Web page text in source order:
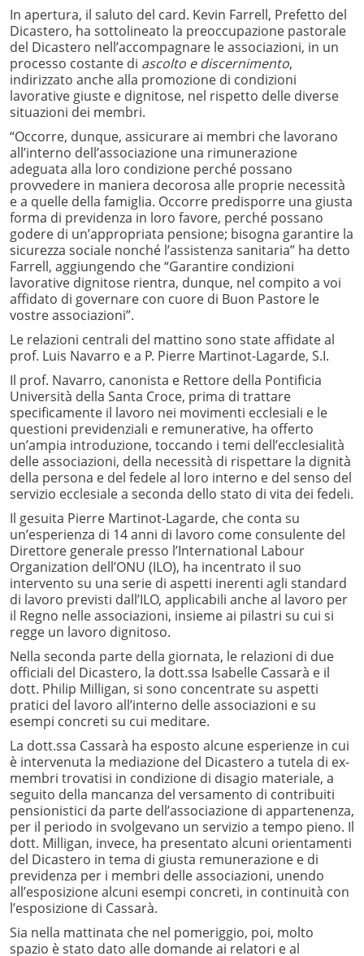
In apertura, il saluto del card. Kevin Farrell, Prefetto del
Dicastero, ha sottolineato la preoccupazione pastorale
del Dicastero nell’accompagnare le associazioni, in un
processo costante di ascolto e discernimento,
indirizzato anche alla promozione di condizioni
lavorative giuste e dignitose, nel rispetto delle diverse
situazioni dei membri.
“Occorre, dunque, assicurare ai membri che lavorano
all’interno dell’associazione una rimunerazione
adeguata alla loro condizione perché possano
provvedere in maniera decorosa alle proprie necessità
e a quelle della famiglia. Occorre predisporre una giusta
forma di previdenza in loro favore, perché possano
godere di un’appropriata pensione; bisogna garantire la
sicurezza sociale nonché l’assistenza sanitaria” ha detto
Farrell, aggiungendo che “Garantire condizioni
lavorative dignitose rientra, dunque, nel compito a voi
affidato di governare con cuore di Buon Pastore le
vostre associazioni”.
Le relazioni centrali del mattino sono state affidate al
prof. Luis Navarro e a P. Pierre Martinot-Lagarde, S.I.
Il prof. Navarro, canonista e Rettore della Pontificia
Università della Santa Croce, prima di trattare
specificamente il lavoro nei movimenti ecclesiali e le
questioni previdenziali e remunerative, ha offerto
un’ampia introduzione, toccando i temi dell’ecclesialità
delle associazioni, della necessità di rispettare la dignità
della persona e del fedele al loro interno e del senso del
servizio ecclesiale a seconda dello stato di vita dei fedeli.
Il gesuita Pierre Martinot-Lagarde, che conta su
un’esperienza di 14 anni di lavoro come consulente del
Direttore generale presso l’International Labour
Organization dell’ONU (ILO), ha incentrato il suo
intervento su una serie di aspetti inerenti agli standard
di lavoro previsti dall’ILO, applicabili anche al lavoro per
il Regno nelle associazioni, insieme ai pilastri su cui si
regge un lavoro dignitoso.
Nella seconda parte della giornata, le relazioni di due
officiali del Dicastero, la dott.ssa Isabelle Cassarà e il
dott. Philip Milligan, si sono concentrate su aspetti
pratici del lavoro all’interno delle associazioni e su
esempi concreti su cui meditare.
La dott.ssa Cassarà ha esposto alcune esperienze in cui
è intervenuta la mediazione del Dicastero a tutela di ex-
membri trovatisi in condizione di disagio materiale, a
seguito della mancanza del versamento di contribuiti
pensionistici da parte dell’associazione di appartenenza,
per il periodo in svolgevano un servizio a tempo pieno. Il
dott. Milligan, invece, ha presentato alcuni orientamenti
del Dicastero in tema di giusta remunerazione e di
previdenza per i membri delle associazioni, unendo
all’esposizione alcuni esempi concreti, in continuità con
l’esposizione di Cassarà.
Sia nella mattinata che nel pomeriggio, poi, molto
spazio è stato dato alle domande ai relatori e al